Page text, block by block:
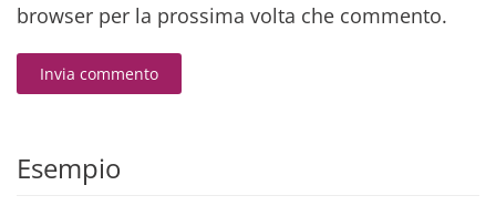
browser per la prossima volta che commento.
Invia commento
Esempio